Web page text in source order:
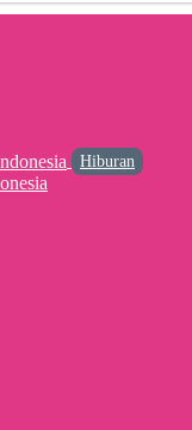
Hiburan